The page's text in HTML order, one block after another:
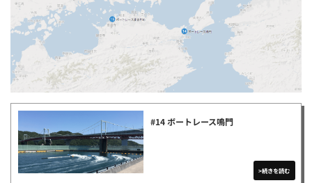
#14 ボートレース鳴門